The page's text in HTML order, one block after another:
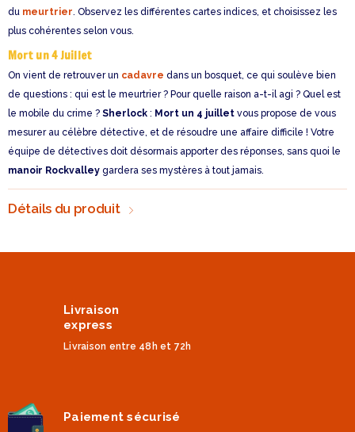
du meurtrier . Observez les différentes cartes indices, et choisissez les
plus cohérentes selon vous.
Mort un 4 Juillet
On vient de retrouver un cadavre dans un bosquet, ce qui soulève bien
de questions : qui est le meurtrier ? Pour quelle raison a-t-il agi ? Quel est
le mobile du crime ? Sherlock : Mort un 4 juillet vous propose de vous
mesurer au célèbre détective, et de résoudre une affaire difficile ! Votre
équipe de détectives doit désormais apporter des réponses, sans quoi le
manoir Rockvalley gardera ses mystères à tout jamais.
Détails du produit
Livraison
express
Livraison entre 48h et 72h
Paiement sécurisé